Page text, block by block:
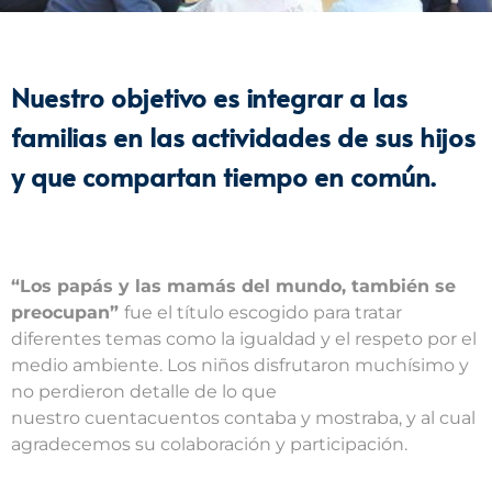
Nuestro objetivo es integrar a las
familias en las actividades de sus hijos
y que compartan tiempo en común.
“Los papás y las mamás del mundo, también se
preocupan” fue el título escogido para tratar
diferentes temas como la igualdad y el respeto por el
medio ambiente. Los niños disfrutaron muchísimo y
no perdieron detalle de lo que
nuestro cuentacuentos contaba y mostraba, y al cual
agradecemos su colaboración y participación.